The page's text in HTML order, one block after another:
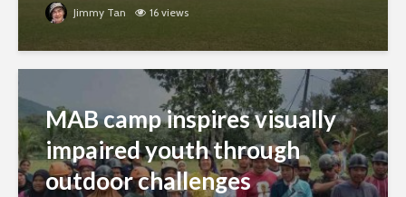
Jimmy Tan 16 views
MAB camp inspires visually
impaired youth through
outdoor challenges